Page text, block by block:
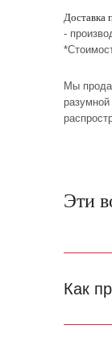
Доставка
-
Мы
Эти
Как